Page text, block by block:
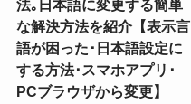
法｡日本語に変更する簡単
な解決方法を紹介【表示言
語が困った･日本語設定に
する方法･スマホアプリ･
PCブラウザから変更】